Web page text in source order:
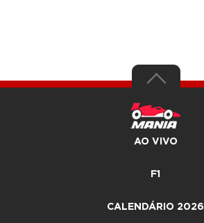
AO VIVO
F1
CALENDÁRIO 2026